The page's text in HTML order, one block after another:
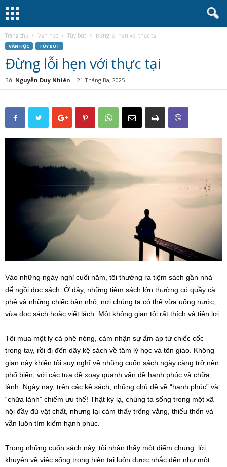
Trang chủ Văn học Tùy bút Đừng lỗi hẹn với thực tại
VĂN HỌC TÙY BÚT
Đừng lỗi hẹn với thực tại
Bởi Nguyễn Duy Nhiên - 21 Tháng Ba, 2025
Vào những ngày nghỉ cuối năm, tôi thường ra tiệm sách gần nhà
để ngồi đọc sách. Ở đây, những tiệm sách lớn thường có quầy cà
phê và những chiếc bàn nhỏ, nơi chúng ta có thể vừa uống nước,
vừa đọc sách hoặc viết lách. Một không gian tôi rất thích và tiện lợi.
Tôi mua một ly cà phê nóng, cảm nhận sự ấm áp từ chiếc cốc
trong tay, rồi đi đến dãy kệ sách về tâm lý học và tôn giáo. Không
gian này khiến tôi suy nghĩ về những cuốn sách ngày càng trở nên
phổ biến, với các tựa đề xoay quanh vấn đề hạnh phúc và chữa
lành. Ngày nay, trên các kệ sách, những chủ đề về “hạnh phúc” và
“chữa lành” chiếm ưu thế! Thật kỳ lạ, chúng ta sống trong một xã
hội đầy đủ vật chất, nhưng lại cảm thấy trống vắng, thiếu thốn và
vẫn luôn tìm kiếm hạnh phúc.
Trong những cuốn sách này, tôi nhận thấy một điểm chung: lời
khuyên về việc sống trong hiện tại luôn được nhắc đến như một